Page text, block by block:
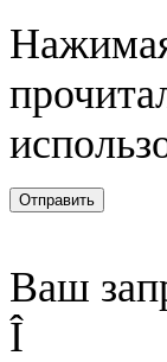
Отправить
Ваш
Î